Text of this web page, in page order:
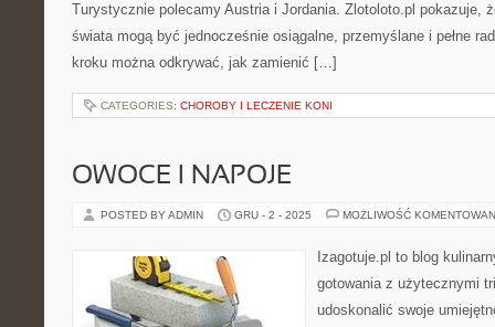
Turystycznie polecamy Austria i Jordania. Zlotoloto.pl pokazuje,
świata mogą być jednocześnie osiągalne, przemyślane i pełne
kroku można odkrywać, jak zamienić […]
CATEGORIES: CHOROBY I LECZENIE KONI
OWOCE I NAPOJE
POSTED BY ADMIN GRU - 2 - 2025 MOŻLIWOŚĆ
Izagotuje.pl to blog
gotowania z użytecznymi
udoskonalić swoje